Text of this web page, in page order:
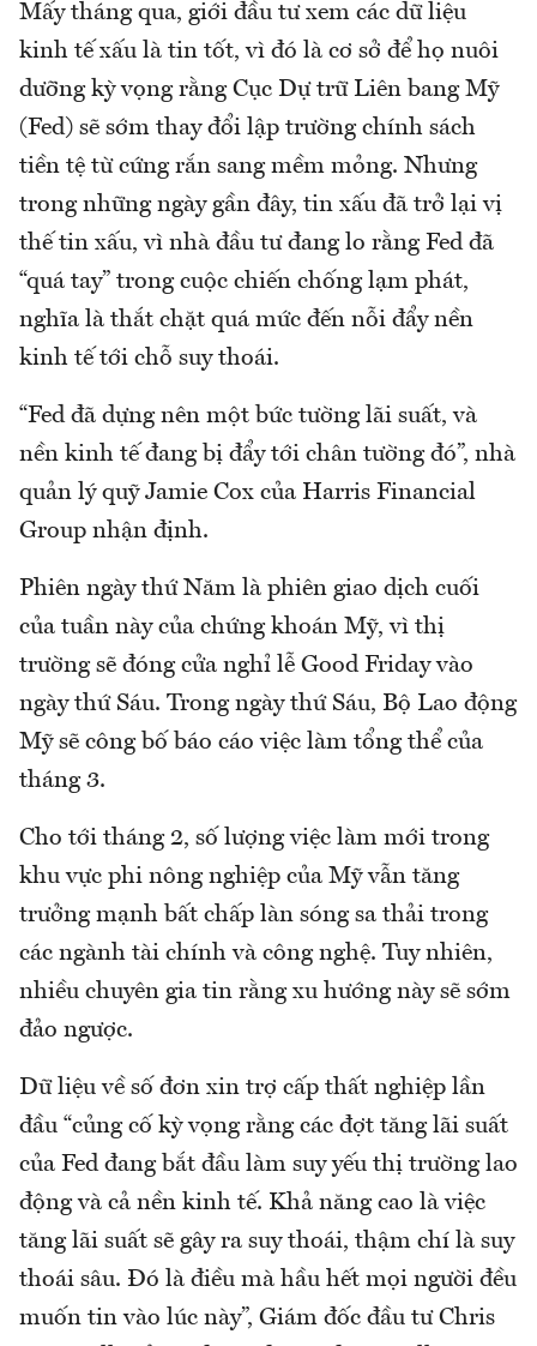
Mấy tháng qua, giới đầu tư xem các dữ liệu
kinh tế xấu là tin tốt, vì đó là cơ sở để họ nuôi
dưỡng kỳ vọng rằng Cục Dự trữ Liên bang Mỹ
(Fed) sẽ sớm thay đổi lập trường chính sách
tiền tệ từ cứng rắn sang mềm mỏng. Nhưng
trong những ngày gần đây, tin xấu đã trở lại vị
thế tin xấu, vì nhà đầu tư đang lo rằng Fed đã
“quá tay” trong cuộc chiến chống lạm phát,
nghĩa là thắt chặt quá mức đến nỗi đẩy nền
kinh tế tới chỗ suy thoái.
“Fed đã dựng nên một bức tường lãi suất, và
nền kinh tế đang bị đẩy tới chân tường đó”, nhà
quản lý quỹ Jamie Cox của Harris Financial
Group nhận định.
Phiên ngày thứ Năm là phiên giao dịch cuối
của tuần này của chứng khoán Mỹ, vì thị
trường sẽ đóng cửa nghỉ lễ Good Friday vào
ngày thứ Sáu. Trong ngày thứ Sáu, Bộ Lao động
Mỹ sẽ công bố báo cáo việc làm tổng thể của
tháng 3.
Cho tới tháng 2, số lượng việc làm mới trong
khu vực phi nông nghiệp của Mỹ vẫn tăng
trưởng mạnh bất chấp làn sóng sa thải trong
các ngành tài chính và công nghệ. Tuy nhiên,
nhiều chuyên gia tin rằng xu hướng này sẽ sớm
đảo ngược.
Dữ liệu về số đơn xin trợ cấp thất nghiệp lần
đầu “củng cố kỳ vọng rằng các đợt tăng lãi suất
của Fed đang bắt đầu làm suy yếu thị trường lao
động và cả nền kinh tế. Khả năng cao là việc
tăng lãi suất sẽ gây ra suy thoái, thậm chí là suy
thoái sâu. Đó là điều mà hầu hết mọi người đều
muốn tin vào lúc này”, Giám đốc đầu tư Chris